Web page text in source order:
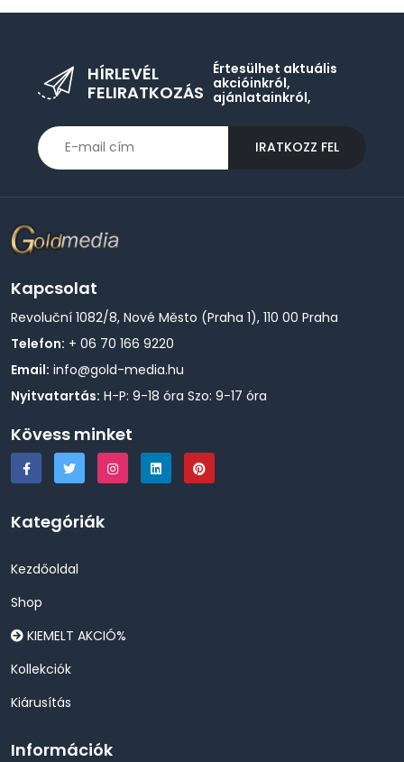
HÍRLEVÉL
FELIRATKOZÁS
Értesülhet aktuális
akcióinkról,
ajánlatainkról,
IRATKOZZ FEL
Kapcsolat
Revoluční 1082/8, Nové Město (Praha 1), 110 00 Praha
Telefon: + 06 70 166 9220
Email: info@gold-media.hu
Nyitvatartás: H-P: 9-18 óra Szo: 9-17 óra
Kövess minket
Kategóriák
Kezdőoldal
Shop
KIEMELT AKCIÓ%
Kollekciók
Kiárusítás
Információk